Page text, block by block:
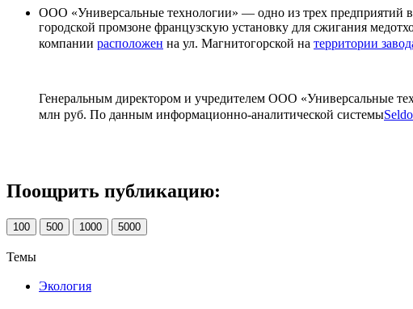
ООО «Универсальные технологии» — одно из трех предприятий в
городской промзоне французскую установку для сжигания
компании расположен на ул. Магнитогорской на территории
Генеральным директором и учредителем ООО «Универсальные
млн руб. По данным информационно-аналитической системы
Поощрить публикацию:
100 500 1000 5000
Темы
Экология